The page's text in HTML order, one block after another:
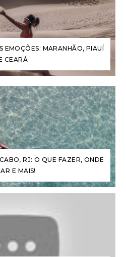
EMOÇÕES: MARANHÃO, PIAUÍ
CEARÁ
RJ: O QUE FAZER, ONDE
E MAIS!